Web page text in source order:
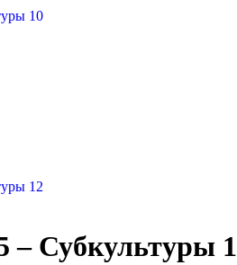
10
12
– Субкультуры